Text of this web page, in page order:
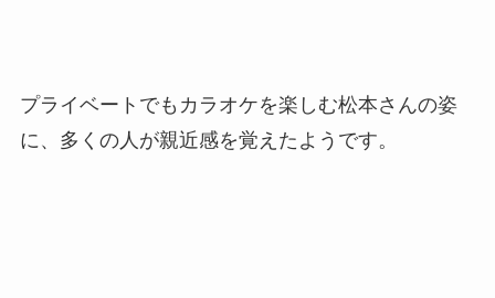
プライベートでもカラオケを楽しむ松本さんの姿
に、多くの人が親近感を覚えたようです。